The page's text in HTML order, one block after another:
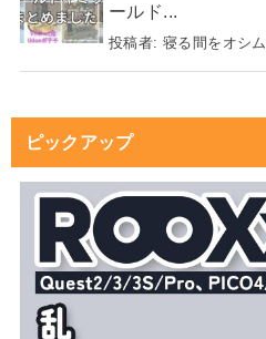
ールド...
投稿者: 寝る間をオシム
ピックアップ